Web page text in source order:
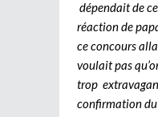
dépendait de
réaction de
ce concours
voulait pas
trop
confirmation